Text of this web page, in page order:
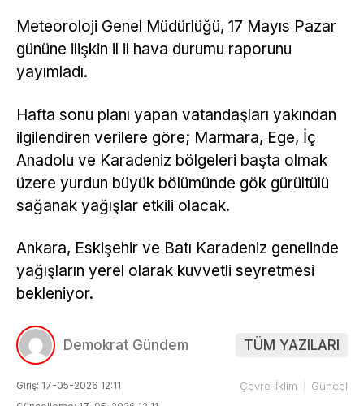
Meteoroloji Genel Müdürlüğü, 17 Mayıs Pazar
gününe ilişkin il il hava durumu raporunu
yayımladı.
Hafta sonu planı yapan vatandaşları yakından
ilgilendiren verilere göre; Marmara, Ege, İç
Anadolu ve Karadeniz bölgeleri başta olmak
üzere yurdun büyük bölümünde gök gürültülü
sağanak yağışlar etkili olacak.
Ankara, Eskişehir ve Batı Karadeniz genelinde
yağışların yerel olarak kuvvetli seyretmesi
bekleniyor.
Demokrat Gündem TÜM YAZILARI
Giriş: 17-05-2026 12:11
Çevre-İklim Güncel